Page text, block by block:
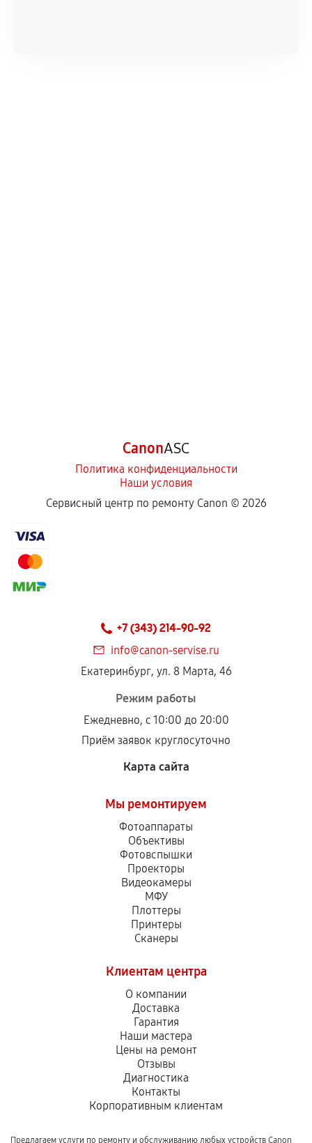
CanonASC
Политика конфиденциальности
Наши условия
Сервисный центр по ремонту Canon © 2026
+7 (343) 214-90-92
info@canon-servise.ru
Екатеринбург, ул. 8 Марта, 46
Режим работы
Ежедневно, с 10:00 до 20:00
Приём заявок круглосуточно
Карта сайта
Мы ремонтируем
Фотоаппараты
Объективы
Фотовспышки
Проекторы
Видеокамеры
МФУ
Плоттеры
Принтеры
Сканеры
Клиентам центра
О компании
Доставка
Гарантия
Наши мастера
Цены на ремонт
Отзывы
Диагностика
Контакты
Корпоративным клиентам
Предлагаем услуги по ремонту и обслуживанию любых устройств Canon